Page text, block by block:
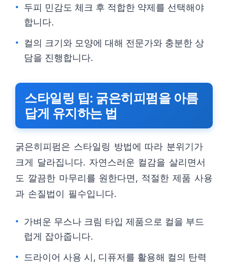
두피 민감도 체크 후 적합한 약제를 선택해야
합니다.
컬의 크기와 모양에 대해 전문가와 충분한 상
담을 진행합니다.
스타일링 팁: 굵은히피펌을 아름
답게 유지하는 법
굵은히피펌은 스타일링 방법에 따라 분위기가
크게 달라집니다. 자연스러운 컬감을 살리면서
도 깔끔한 마무리를 원한다면, 적절한 제품 사용
과 손질법이 필수입니다.
가벼운 무스나 크림 타입 제품으로 컬을 부드
럽게 잡아줍니다.
드라이어 사용 시, 디퓨저를 활용해 컬의 탄력